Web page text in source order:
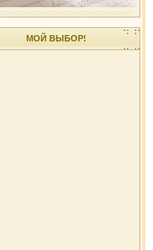
МОЙ ВЫБОР!